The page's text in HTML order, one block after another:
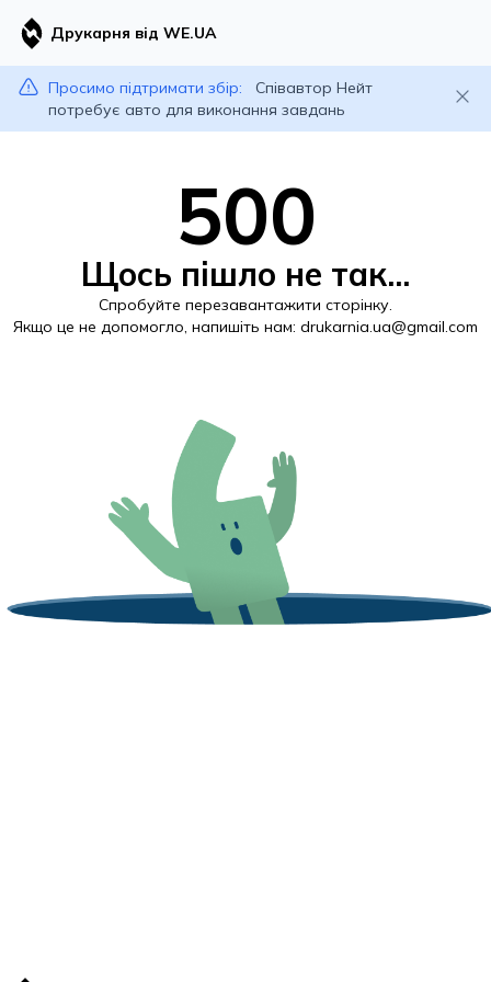
Друкарня від WE.UA
Просимо підтримати збір:
Співавтор Нейт
потребує авто для виконання завдань
500
Щось пішло не так...
Спробуйте перезавантажити сторінку.
Якщо це не допомогло, напишіть нам: drukarnia.ua@gmail.com